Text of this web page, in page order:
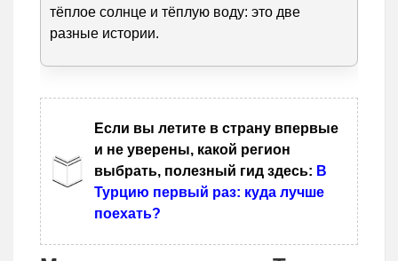
тёплое солнце и тёплую воду: это две
разные истории.
Если вы летите в страну впервые
и не уверены, какой регион
выбрать, полезный гид здесь: В
Турцию первый раз: куда лучше
поехать?